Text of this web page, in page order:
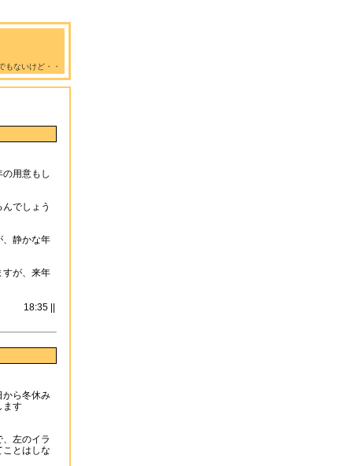
もないけど・・
用意もし
でしょう
、静かな年
すが、来年
18:35 ||
から冬休み
ます
左のイラ
ことはしな